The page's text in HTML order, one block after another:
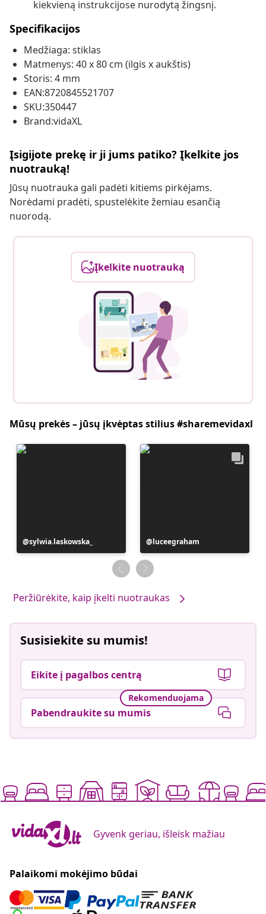
kiekvieną instrukcijose nurodytą žingsnį.
Specifikacijos
Medžiaga: stiklas
Matmenys: 40 x 80 cm (ilgis x aukštis)
Storis: 4 mm
EAN:8720845521707
SKU:350447
Brand:vidaXL
Įsigijote prekę ir ji jums patiko? Įkelkite jos
nuotrauką!
Jūsų nuotrauka gali padėti kitiems pirkėjams.
Norėdami pradėti, spustelėkite žemiau esančią
nuorodą.
Įkelkite nuotrauką
Mūsų prekės – jūsų įkvėptas stilius #sharemevidaxl
Įrašą
paskelbė
sylwia.laskowska_
Įrašą
paskelbė
luceegraham
Peržiūrėkite, kaip įkelti nuotraukas
Susisiekite su mumis!
Eikite į pagalbos centrą
Rekomenduojama
Pabendraukite su mumis
Gyvenk geriau, išleisk mažiau
Palaikomi mokėjimo būdai